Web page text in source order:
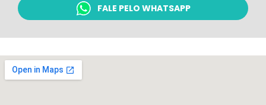
FALE PELO WHATSAPP